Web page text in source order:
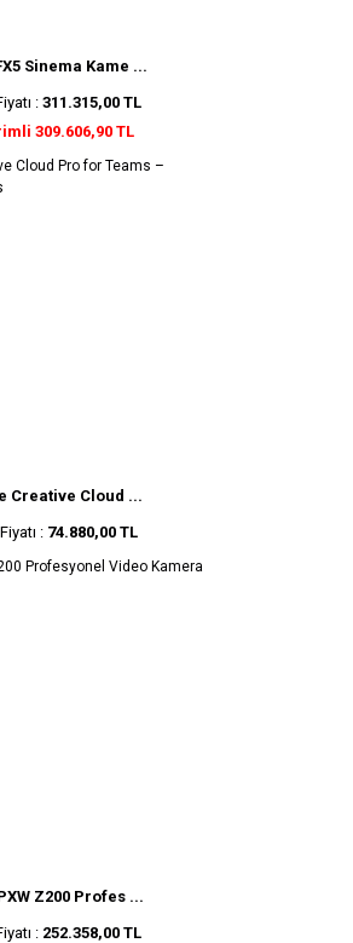
Sinema Kame ...
: 311.315,00 TL
309.606,90 TL
Creative Cloud ...
: 74.880,00 TL
Z200 Profes ...
: 252.358,00 TL